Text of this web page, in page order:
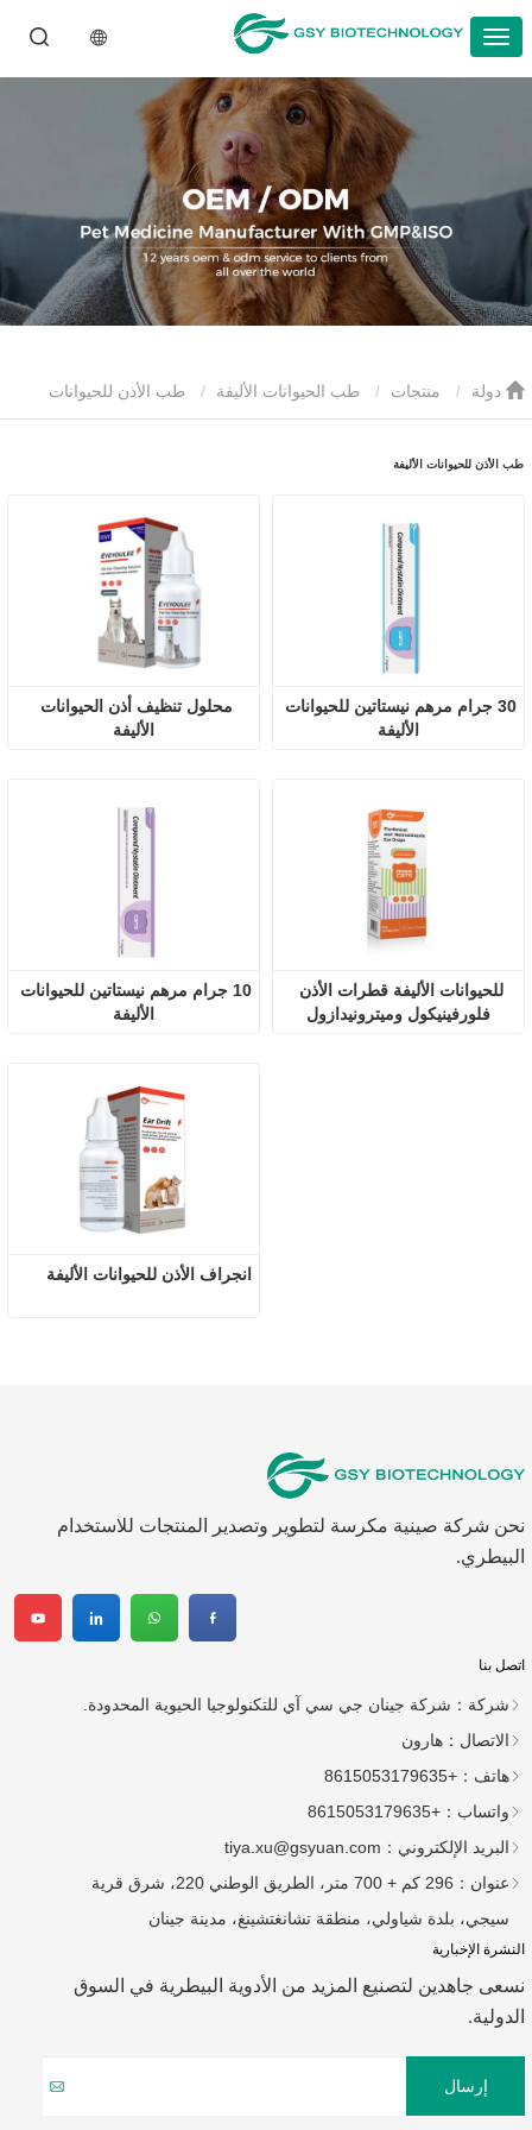
منتجات طب الحيوانات الأليفة طب الأذن للحيوانات
طب الأذن للحيوانات الأليفة
الأليفة
الأليفة
الأليفة
فلورفينيكول وميترونيدازول
انجراف الأذن للحيوانات الأليفة
نحن شركة صينية مكرسة لتطوير وتصدير المنتجات للاستخدام
البيطري.
اتصل بنا
شركة： شركة جينان جي سي آي للتكنولوجيا الحيوية المحدودة.
الاتصال： هارون
هاتف： +8615053179635
واتساب： +8615053179635
البريد الإلكتروني： tiya.xu@gsyuan.com
عنوان：
296 كم + 700 متر، الطريق الوطني 220، شرق قرية
سيجي، بلدة شياولي، منطقة تشانغتشينغ، مدينة جينان
النشرة الإخبارية
نسعى جاهدين لتصنيع المزيد من الأدوية البيطرية في السوق
الدولية.
إرسال